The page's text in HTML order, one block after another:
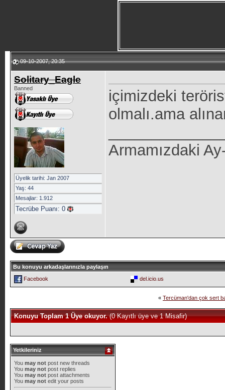
09-10-2007, 20:35
Solitary_Eagle
Banned
Üyelik tarihi: Jan 2007
Yaş: 44
Mesajlar: 1.912
Tecrübe Puanı: 0
içimizdeki
olmalı.ama
Armamızdaki
Bu konuyu arkadaşlarınızla paylaşın
Facebook
del.icio.us
« Tercüman'dan çok sert
Konuyu Toplam 1 Üye okuyor.(0 Kayıtlı üye ve 1 Misafir)
Yetkileriniz
You may notpost new threads
You may notpost replies
You may notpost attachments
You may notedit your posts